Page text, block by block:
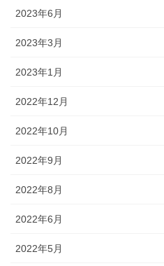
2023年6月
2023年3月
2023年1月
2022年12月
2022年10月
2022年9月
2022年8月
2022年6月
2022年5月